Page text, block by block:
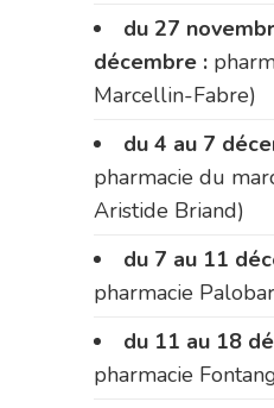
du 27
décembre :
Marcellin-Fabre)
du 4 au 7
pharmacie du
Aristide Briand)
du 7 au 11
pharmacie
du 11 au 18
pharmacie